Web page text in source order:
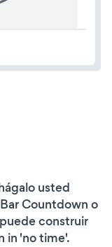
usted
Countdown o
construir
in 'no time'.